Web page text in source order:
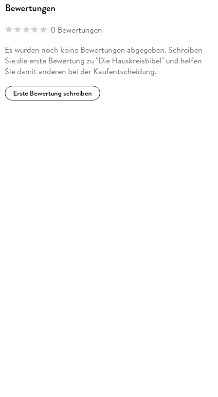
Bewertungen
0 Bewertungen
Es wurden noch keine Bewertungen abgegeben. Schreiben
Sie die erste Bewertung zu "Die Hauskreisbibel" und helfen
Sie damit anderen bei der Kaufentscheidung.
Erste Bewertung schreiben